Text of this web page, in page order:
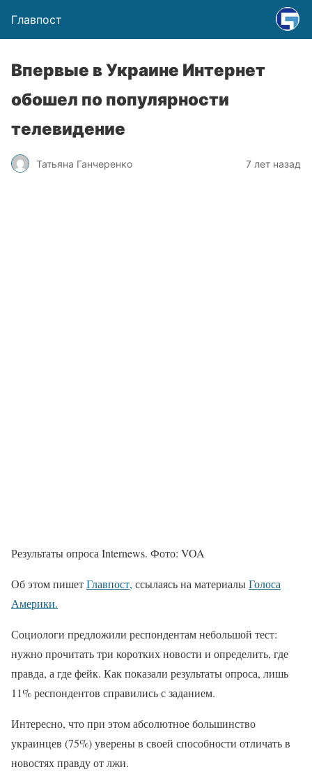
Главпост
Впервые в Украине Интернет
обошел по популярности
телевидение
Татьяна Ганчеренко 7 лет назад
Результаты опроса Internews. Фото: VOA
Об этом пишетГлавпост, ссылаясь на материалыГолоса
Америки.
Социологи предложили респондентам небольшой тест:
нужно прочитать три коротких новости и определить, где
правда, а где фейк. Как показали результаты опроса, лишь
11% респондентов справились с заданием.
Интересно, что при этом абсолютное большинство
украинцев (75%) уверены в своей способности отличать в
новостях правду от лжи.